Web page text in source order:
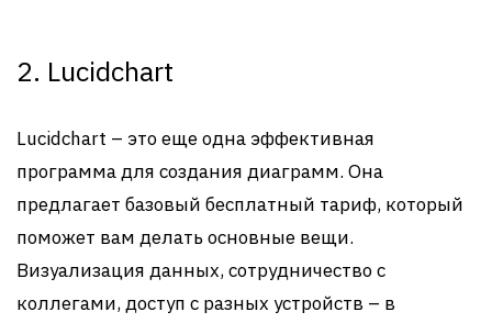
2. Lucidchart
Lucidchart – это еще одна эффективная
программа для создания диаграмм. Она
предлагает базовый бесплатный тариф, который
поможет вам делать основные вещи.
Визуализация данных, сотрудничество с
коллегами, доступ с разных устройств – в